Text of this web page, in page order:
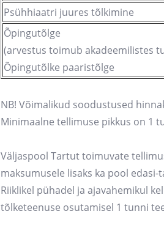
Psühhiaatri juures tõlkimine
Õpingutõlge
(arvestus toimub akadeemilistes
Õpingutõlke paaristõlge
NB! Võimalikud soodustused
Minimaalne tellimuse pikkus on 1
Väljaspool Tartut toimuvate
maksumusele lisaks ka pool
Riiklikel pühadel ja ajavahemikul
tõlketeenuse osutamisel 1 tunni